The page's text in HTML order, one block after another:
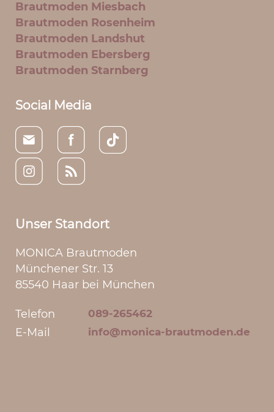
Brautmoden Miesbach
Brautmoden Rosenheim
Brautmoden Landshut
Brautmoden Ebersberg
Brautmoden Starnberg
Social Media
Unser Standort
MONICA Brautmoden
Münchener Str. 13
85540 Haar bei München
Telefon 089-265462
E-Mail info@monica-brautmoden.de